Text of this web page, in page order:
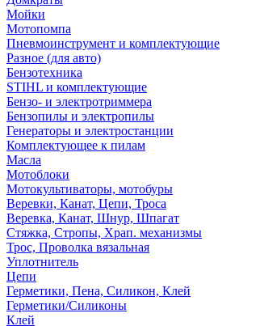
Мойки
Мотопомпа
Пневмоинструмент и комплектующие
Разное (для авто)
Бензотехника
STIHL и комплектующие
Бензо- и электротриммера
Бензопилы и электропилы
Генераторы и электростанции
Комплектующее к пилам
Масла
Мотоблоки
Мотокультиваторы, мотобуры
Веревки, Канат, Цепи, Троса
Веревка, Канат, Шнур, Шпагат
Стяжка, Стропы, Храп. механизмы
Трос, Проволка вязальная
Уплотнитель
Цепи
Герметики, Пена, Силикон, Клей
Герметики/Силиконы
Клей